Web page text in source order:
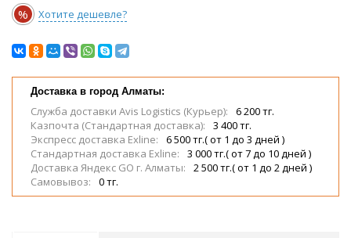
% Хотите дешевле?
Доставка в город Алматы:
Служба доставки Avis Logistics (Курьер):
6 200 тг.
Казпочта (Стандартная доставка):
3 400 тг.
Экспресс доставка Exline:
6 500 тг.( от 1 до 3 дней )
Стандартная доставка Exline:
3 000 тг.( от 7 до 10 дней )
Доставка Яндекс GO г. Алматы:
2 500 тг.( от 1 до 2 дней )
Самовывоз:
0 тг.